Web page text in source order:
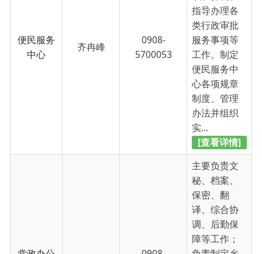
服务事项等
工作。制定
便民服务中
心各项规章
制度、管理
办法并组织
[查看详情]
主要负责文
秘、档案、
保密、翻
译、综合协
调、后勤保
障等工作；
负责制定乡
机关各项工
作制度并监
督落实；负
责乡机关效